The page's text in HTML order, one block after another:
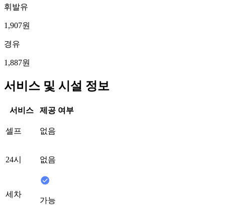
휘발유
1,907원
경유
1,887원
서비스 및 시설 정보
서비스 제공 여부
셀프 없음
24시 없음
세차
가능